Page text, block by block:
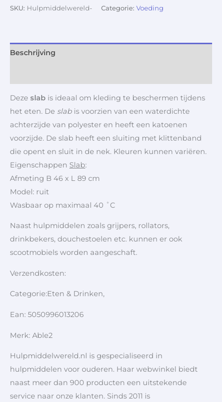
SKU: Hulpmiddelwereld- Categorie: Voeding
Beschrijving
Deze slab is ideaal om kleding te beschermen tijdens
het eten. De slabis voorzien van een waterdichte
achterzijde van polyester en heeft een katoenen
voorzijde. De slab heeft een sluiting met klittenband
die opent en sluit in de nek. Kleuren kunnen variëren.
Eigenschappen Slab:
Afmeting B 46 x L 89 cm
Model: ruit
Wasbaar op maximaal 40 ˚C
Naast hulpmiddelen zoals grijpers, rollators,
drinkbekers, douchestoelen etc. kunnen er ook
scootmobiels worden aangeschaft.
Verzendkosten:
Categorie:Eten & Drinken,
Ean: 5050996013206
Merk: Able2
Hulpmiddelwereld.nl is gespecialiseerd in
hulpmiddelen voor ouderen. Haar webwinkel biedt
naast meer dan 900 producten een uitstekende
service naar onze klanten. Sinds 2011 is